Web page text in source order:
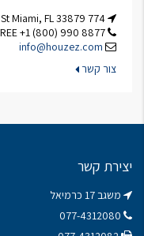
info@houzez.com
צור קשר
יצירת קשר
משגב 17 כרמיאל